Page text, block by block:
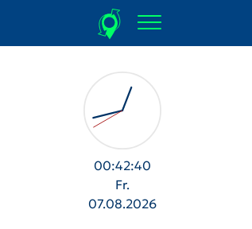
00:42:42
Fr.
07.08.2026